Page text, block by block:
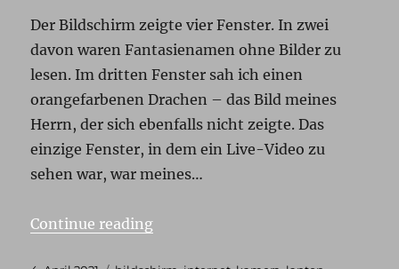
Der Bildschirm zeigte vier Fenster. In zwei
davon waren Fantasienamen ohne Bilder zu
lesen. Im dritten Fenster sah ich einen
orangefarbenen Drachen – das Bild meines
Herrn, der sich ebenfalls nicht zeigte. Das
einzige Fenster, in dem ein Live-Video zu
sehen war, war meines…
Continue reading„Zoom dich ran, Baby“